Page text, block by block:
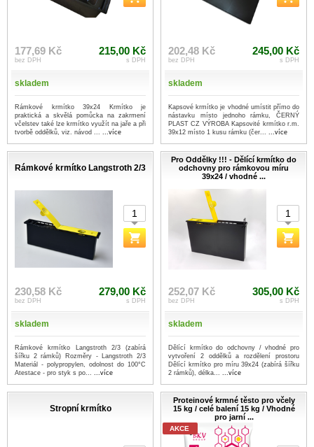
177,69 Kč
bez DPH
215,00 Kč
s DPH
skladem
Rámkové krmítko 39x24 Krmítko je
praktická a skvělá pomůcka na zakrmení
včelstev také lze krmítko využít na jaře a při
tvorbě oddělků, viz. návod ... ...více
202,48 Kč
bez DPH
245,00 Kč
s DPH
skladem
Kapsové krmítko je vhodné umístit přímo do
nástavku místo jednoho rámku, ČERNÝ
PLAST CZ VÝROBA Kapsovité krmítko r.m.
39x12 místo 1 kusu rámku (čer... ...více
Rámkové krmítko Langstroth 2/3
230,58 Kč
bez DPH
279,00 Kč
s DPH
skladem
Rámkové krmítko Langstroth 2/3 (zabírá
šířku 2 rámků) Rozměry - Langstroth 2/3
Materiál - polypropylen, odolnost do 100°C
Atestace - pro styk s po... ...více
Pro Oddělky !!! - Dělící krmítko do
odchovny pro rámkovou míru
39x24 / vhodné ...
252,07 Kč
bez DPH
305,00 Kč
s DPH
skladem
Dělící krmítko do odchovny / vhodné pro
vytvoření 2 oddělků a rozdělení prostoru
Dělící krmítko pro míru 39x24 (zabírá šířku
2 rámků), délka... ...více
Stropní krmítko
Proteinové krmné těsto pro včely
15 kg / celé balení 15 kg / Vhodné
pro jarní ...
AKCE